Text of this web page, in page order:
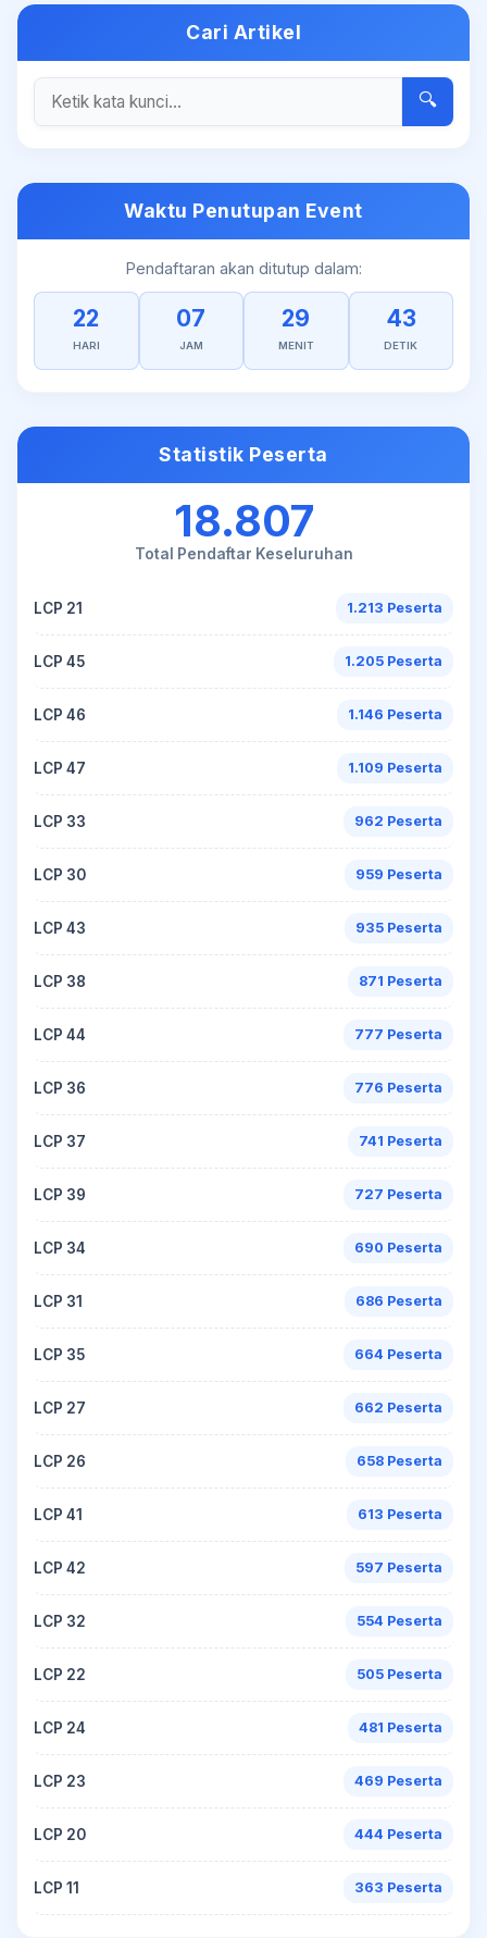
Cari Artikel
🔍
Waktu Penutupan Event
Pendaftaran akan ditutup dalam:
22
HARI
07
JAM
29
MENIT
43
DETIK
Statistik Peserta
18.807
Total Pendaftar Keseluruhan
LCP 21 1.213 Peserta
LCP 45 1.205 Peserta
LCP 46 1.146 Peserta
LCP 47 1.109 Peserta
LCP 33 962 Peserta
LCP 30 959 Peserta
LCP 43 935 Peserta
LCP 38 871 Peserta
LCP 44 777 Peserta
LCP 36 776 Peserta
LCP 37 741 Peserta
LCP 39 727 Peserta
LCP 34 690 Peserta
LCP 31 686 Peserta
LCP 35 664 Peserta
LCP 27 662 Peserta
LCP 26 658 Peserta
LCP 41 613 Peserta
LCP 42 597 Peserta
LCP 32 554 Peserta
LCP 22 505 Peserta
LCP 24 481 Peserta
LCP 23 469 Peserta
LCP 20 444 Peserta
LCP 11 363 Peserta